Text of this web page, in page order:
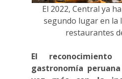
El 2022, Central ya
segundo lugar en la
restaurantes
El
gastronomía